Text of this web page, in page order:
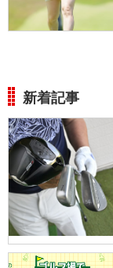
新着記事